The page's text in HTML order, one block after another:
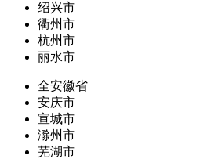
绍兴市
衢州市
杭州市
丽水市
全安徽省
安庆市
宣城市
滁州市
芜湖市